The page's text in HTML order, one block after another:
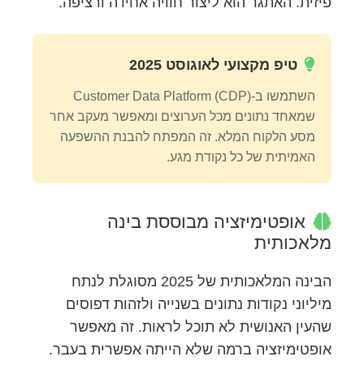
טיפ מקצועי לאוגוסט 2025
השתמשו ב-Customer Data Platform (CDP)
שמאחד נתונים מכל הערוצים ומאפשר מעקב אחר
מסע הלקוח המלא. זה המפתח להבנת ההשפעה
האמיתית של כל נקודת מגע.
אופטימיזציה מבוססת בינה
מלאכותית
הבינה המלאכותית של 2025 מסוגלת לנתח
מיליוני נקודות נתונים בשנייה ולזהות דפוסים
שהעין האנושית לא תוכל לראות. זה מאפשר
אופטימיזציה ברמה שלא הייתה אפשרית בעבר.